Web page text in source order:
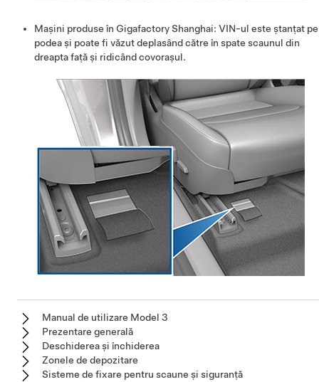
Mașini produse în Gigafactory Shanghai: VIN-ul este ștanțat pe
podea și poate fi văzut deplasând către în spate scaunul din
dreapta față și ridicând covorașul.
Manual de utilizare Model 3
Prezentare generală
Deschiderea și închiderea
Zonele de depozitare
Sisteme de fixare pentru scaune și siguranță